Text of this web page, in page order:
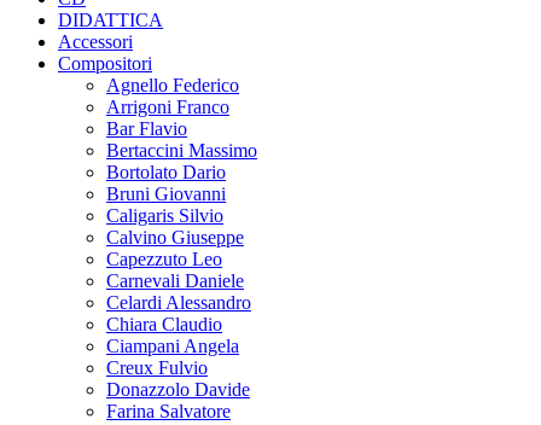
DIDATTICA
Accessori
Compositori
Agnello Federico
Arrigoni Franco
Bar Flavio
Bertaccini Massimo
Bortolato Dario
Bruni Giovanni
Caligaris Silvio
Calvino Giuseppe
Capezzuto Leo
Carnevali Daniele
Celardi Alessandro
Chiara Claudio
Ciampani Angela
Creux Fulvio
Donazzolo Davide
Farina Salvatore